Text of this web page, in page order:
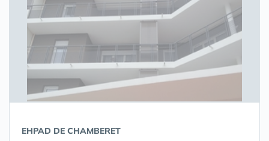
EHPAD DE CHAMBERET